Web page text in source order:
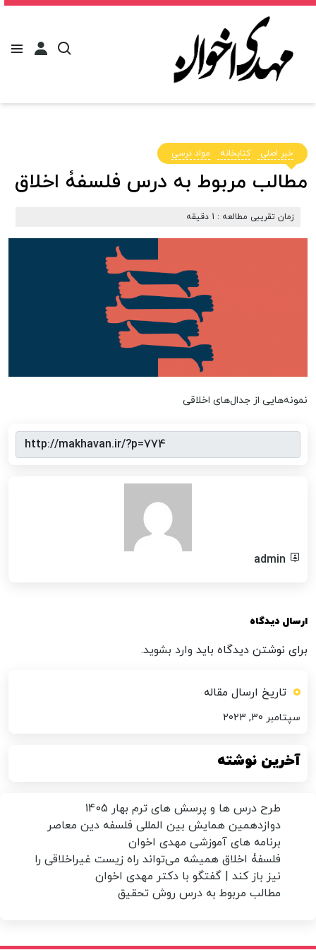
خبر اصلی کتابخانه مواد درسی
مطالب مربوط به درس فلسفۀ اخلاق
زمان تقریبی مطالعه : 1 دقیقه
نمونه‌هایی از جدال‌های اخلاقی
admin
ارسال دیدگاه
برای نوشتن دیدگاه باید وارد بشوید.
تاریخ ارسال مقاله
سپتامبر 30, 2023
آخرین نوشته
طرح درس ها و پرسش های ترم بهار 1405
دوازدهمین همایش بین المللی فلسفه دین معاصر
برنامه های آموزشی مهدی اخوان
فلسفۀ اخلاق همیشه می‌تواند راه زیست غیراخلاقی را
نیز باز کند | گفتگو با دکتر مهدی اخوان
مطالب مربوط به درس روش تحقیق